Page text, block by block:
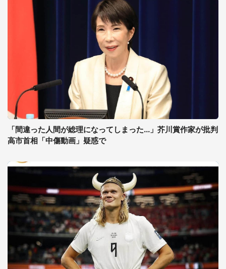
「間違った人間が総理になってしまった...」芥川賞作家が批判
高市首相「中傷動画」疑惑で